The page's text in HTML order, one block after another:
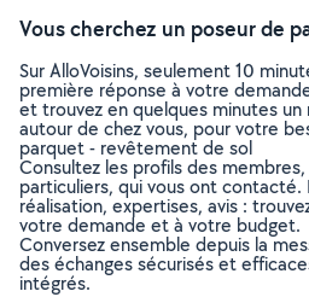
Vous cherchez un poseur de
Sur AlloVoisins, seulement 10
première réponse à votre
et trouvez en quelques minutes
autour de chez vous, pour votre
parquet - revêtement de sol
Consultez les profils des
particuliers, qui vous ont
réalisation, expertises, avis :
votre demande et à votre budget.
Conversez ensemble depuis la
des échanges sécurisés et
intégrés.